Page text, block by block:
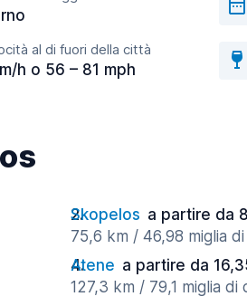
al di fuori della città
h o 56 – 81 mph
Skopelos a partire da
75,6 km / 46,98 miglia
Atene a partire da
127,3 km / 79,1 miglia di